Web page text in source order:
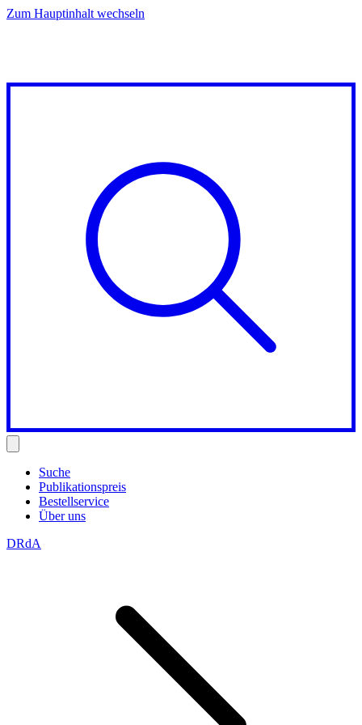
Zum Hauptinhalt wechseln
Suche
Publikationspreis
Bestellservice
Über uns
DRdA